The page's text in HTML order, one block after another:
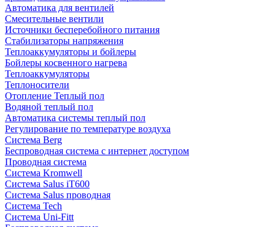
Автоматика для вентилей
Смесительные вентили
Источники бесперебойного питания
Стабилизаторы напряжения
Теплоаккумуляторы и бойлеры
Бойлеры косвенного нагрева
Теплоаккумуляторы
Теплоносители
Отопление Теплый пол
Водяной теплый пол
Автоматика системы теплый пол
Регулирование по температуре воздуха
Система Berg
Беспроводная система с интернет доступом
Проводная система
Система Kromwell
Система Salus iT600
Система Salus проводная
Система Tech
Система Uni-Fitt